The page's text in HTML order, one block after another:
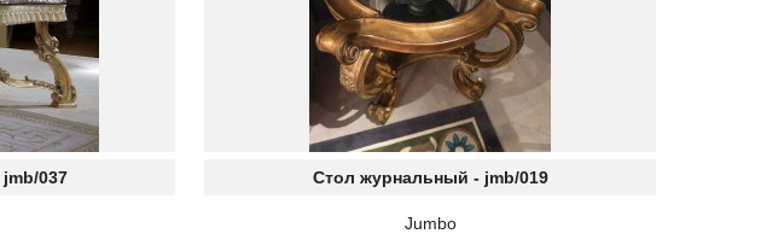
jmb/037 Стол журнальный - jmb/019
Jumbo